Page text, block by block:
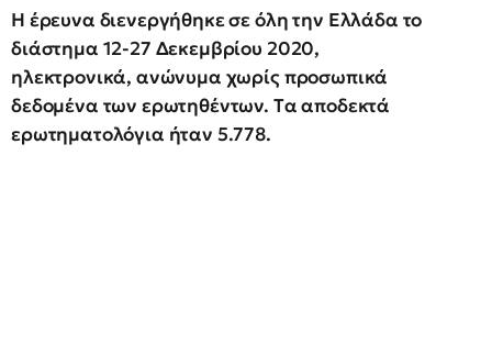
Η έρευνα διενεργήθηκε σε όλη την Ελλάδα το
διάστημα 12-27 Δεκεμβρίου 2020,
ηλεκτρονικά, ανώνυμα χωρίς προσωπικά
δεδομένα των ερωτηθέντων. Tα αποδεκτά
ερωτηματολόγια ήταν 5.778.